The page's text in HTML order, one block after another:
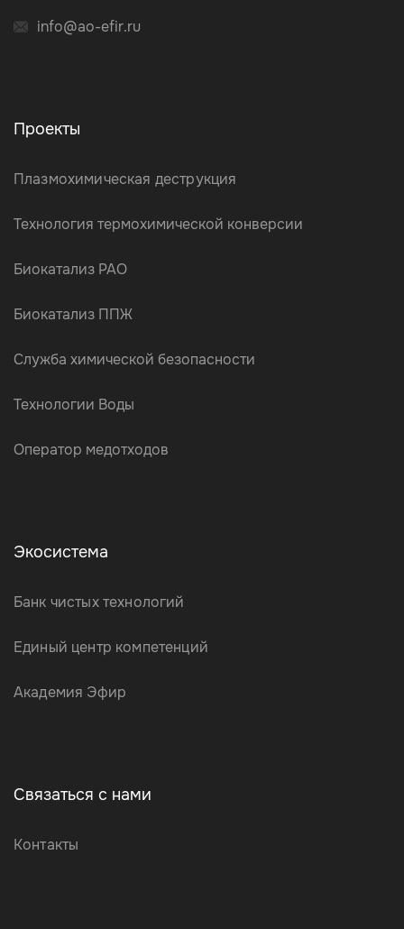
info@ao-efir.ru
Проекты
Плазмохимическая деструкция
Технология термохимической конверсии
Биокатализ РАО
Биокатализ ППЖ
Служба химической безопасности
Технологии Воды
Оператор медотходов
Экосистема
Банк чистых технологий
Единый центр компетенций
Академия Эфир
Связаться с нами
Контакты